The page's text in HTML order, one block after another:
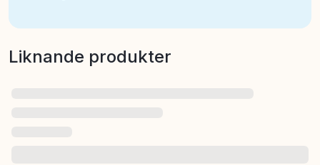
Liknande produkter